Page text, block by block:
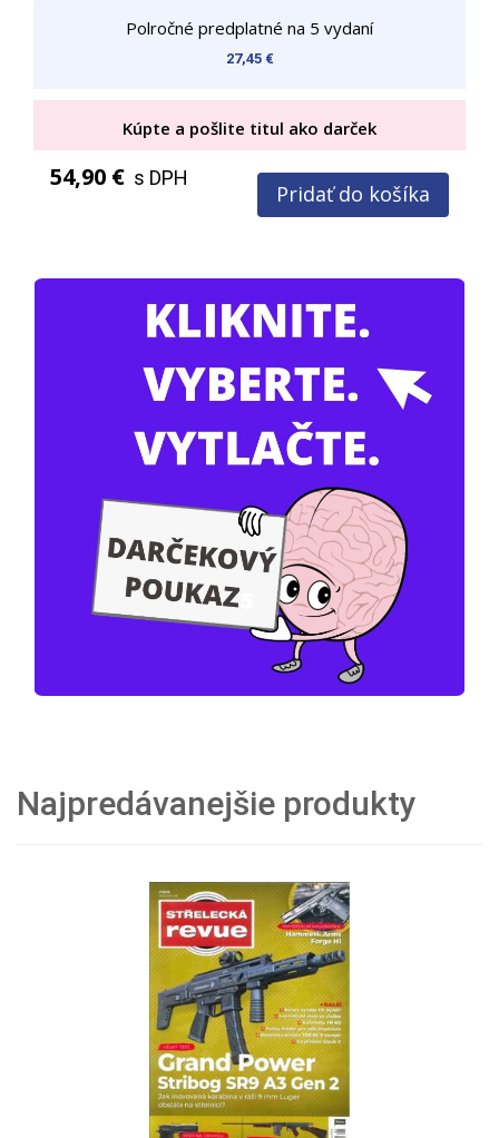
/ TITUL VYCHÁDZA NEPRAVIDELNE /
Polročné predplatné na 5 vydaní
27,45 €
Kúpte a pošlite titul ako darček
54,90 € s DPH
Pridať do košíka
Najpredávanejšie produkty